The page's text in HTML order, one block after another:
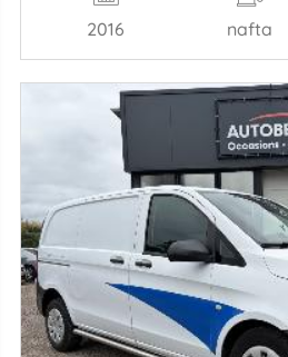
2016 nafta